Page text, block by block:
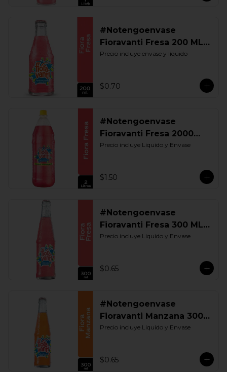
#Notengoenvase
Fioravanti Fresa 200 ML.
Retornable
Precio incluye envase y líquido
$0.70
#Notengoenvase
Fioravanti Fresa 2000
ML. Retornable
Precio incluye Liquido y Envase
$1.50
#Notengoenvase
Fioravanti Fresa 300 ML.
Retornable
Precio incluye Liquido y Envase
$0.65
#Notengoenvase
Fioravanti Manzana 300
ML. Retornable
Precio incluye Liquido y Envase
$0.65